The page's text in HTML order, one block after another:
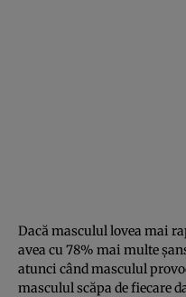
Dacă masculul lovea mai
avea cu 78% mai multe
atunci când masculul
masculul scăpa de fiecare